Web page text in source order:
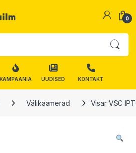
0
KAMPAANIA UUDISED KONTAKT
Välikaamerad Visar VSC